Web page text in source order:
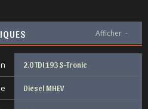
Afficher -
2.0 TDI 193 S-Tronic
Diesel MHEV